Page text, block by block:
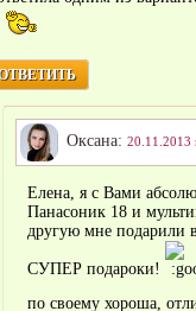
Оксана: 20.11.2013
Елена, я с Вами
Панасоник 18 и
другую мне подарили
СУПЕР подароки!
по своему хороша,